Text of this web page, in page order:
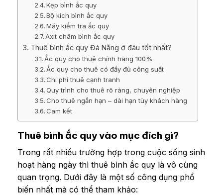
Kẹp bình ắc quy
Bộ kích bình ắc quy
Máy kiểm tra ắc quy
Axit châm bình ắc quy
Thuê bình ắc quy Đà Nẵng ở đâu tốt nhất?
Ắc quy cho thuê chính hãng 100%
Ắc quy cho thuê có đầy đủ công suất
Chi phí thuê cạnh tranh
Quy trình cho thuê rõ ràng, chuyên nghiệp
Cho thuê ngắn hạn – dài hạn tùy khách hàng
Cam kết
Thuê bình ắc quy vào mục đích gì?
Trong rất nhiều trường hợp trong cuộc sống sinh
hoạt hàng ngày thì thuê bình ắc quy là vô cùng
quan trọng. Dưới đây là một số công dụng phổ
biến nhất mà có thể tham khảo: